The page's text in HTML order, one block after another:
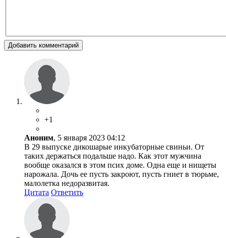
Добавить комментарий
+1
Аноним, 5 января 2023 04:12
В 29 выпуске дикошарые инкубаторные свиньи. От
таких держаться подальше надо. Как этот мужчина
вообще оказался в этом псих доме. Одна еще и нищеты
нарожала. Дочь ее пусть закроют, пусть гниет в тюрьме,
малолетка недоразвитая.
Цитата Ответить